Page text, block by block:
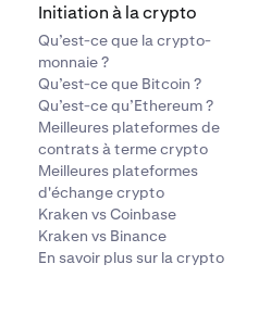
Initiation à la crypto
Qu’est-ce que la crypto-
monnaie ?
Qu’est-ce que Bitcoin ?
Qu’est-ce qu’Ethereum ?
Meilleures plateformes de
contrats à terme crypto
Meilleures plateformes
d'échange crypto
Kraken vs Coinbase
Kraken vs Binance
En savoir plus sur la crypto